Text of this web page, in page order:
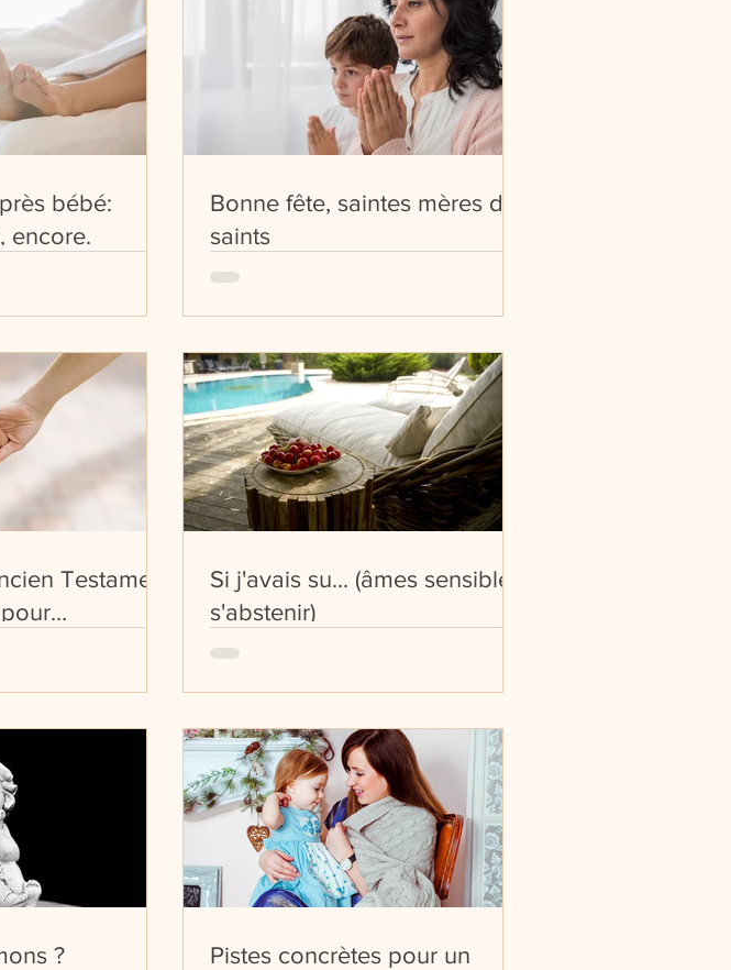
bébé:
encore.
Bonne fête, saintes mères de
saints
Testament
:
Si j'avais su... (âmes sensibles,
s'abstenir)
?
Pistes concrètes pour un